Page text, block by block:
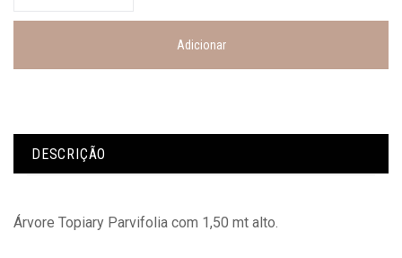
Adicionar
DESCRIÇÃO
Árvore Topiary Parvifolia com 1,50 mt alto.